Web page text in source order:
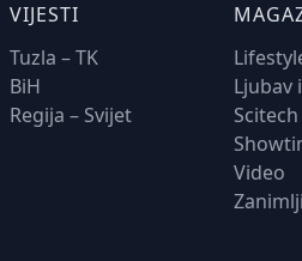
VIJESTI
Tuzla – TK
BiH
Regija – Svijet
Ljubav
Video